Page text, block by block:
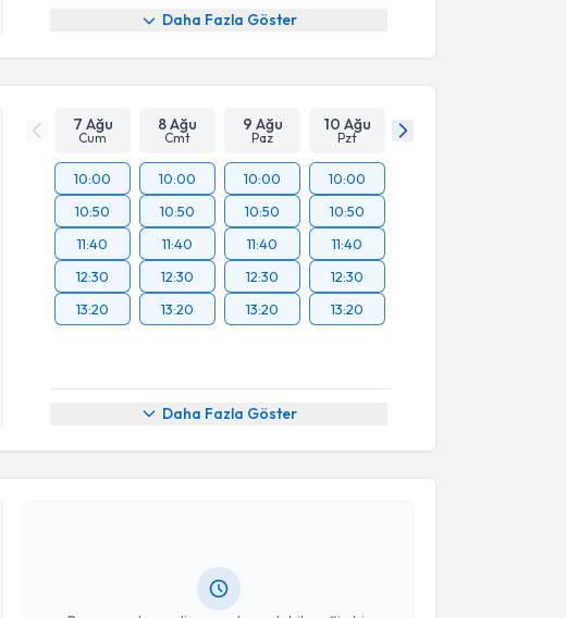
Daha Fazla Göster
7 Ağu
Cum
8 Ağu
Cmt
9 Ağu
Paz
10 Ağu
Pzt
10:00
10:50
11:40
12:30
13:20
10:00
10:50
11:40
12:30
13:20
10:00
10:50
11:40
12:30
13:20
10:00
10:50
11:40
12:30
13:20
Daha Fazla Göster
Randevu Takvimi Talebi
Psk. Hilal Demir